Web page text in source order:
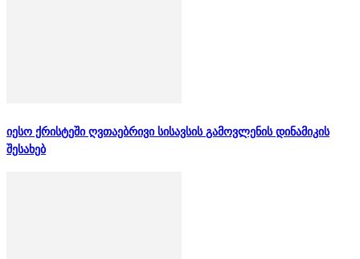
იესო ქრისტეში ღვთაებრივი სისავსის გამოვლენის დინამიკის
შესახებ